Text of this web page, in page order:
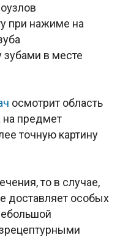
при нажиме на
в месте
осмотрит область
на предмет
точную картину
то в случае,
доставляет особых